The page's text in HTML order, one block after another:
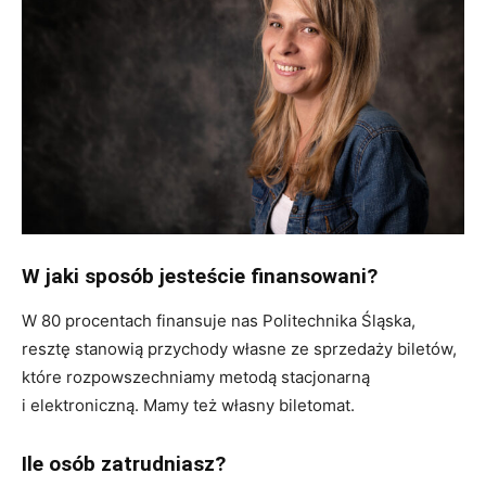
W jaki sposób jesteście finansowani?
W 80 procentach finansuje nas Politechnika Śląska,
resztę stanowią przychody własne ze sprzedaży biletów,
które rozpowszechniamy metodą stacjonarną
i elektroniczną. Mamy też własny biletomat.
Ile osób zatrudniasz?